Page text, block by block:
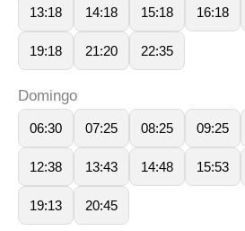
13:18 14:18 15:18 16:18
19:18 21:20 22:35
Domingo
06:30 07:25 08:25 09:25
12:38 13:43 14:48 15:53
19:13 20:45